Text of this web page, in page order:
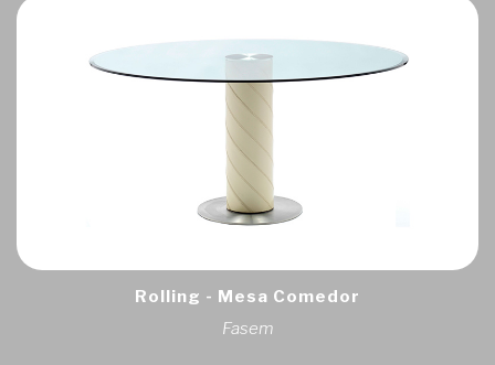
Rolling - Mesa Comedor
Fasem